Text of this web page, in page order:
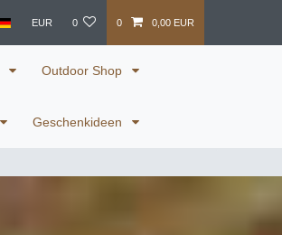
EUR 0 0 0,00 EUR
Outdoor Shop
Geschenkideen